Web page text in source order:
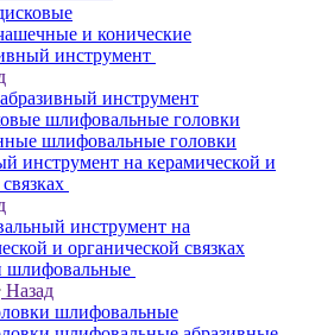
и конические
инструмент
инструмент
шлифовальные головки
шлифовальные головки
инструмент на керамической и
инструмент на
и органической связках
шлифовальные
Назад
шлифовальные